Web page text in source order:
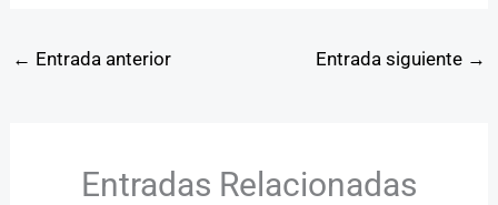
← Entrada anterior Entrada siguiente →
Entradas Relacionadas